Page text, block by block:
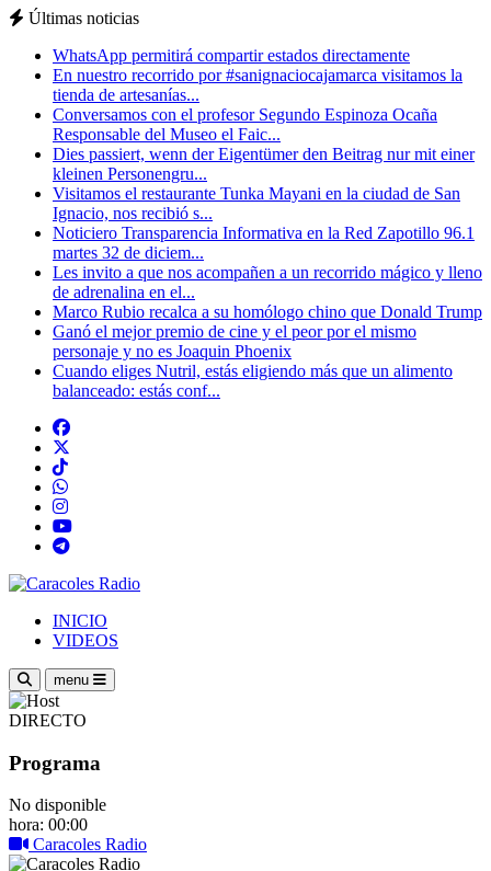
Últimas noticias
WhatsApp permitirá compartir estados directamente
En nuestro recorrido por #sanignaciocajamarca visitamos la
tienda de artesanías...
Conversamos con el profesor Segundo Espinoza Ocaña
Responsable del Museo el Faic...
Dies passiert, wenn der Eigentümer den Beitrag nur mit einer
kleinen Personengru...
Visitamos el restaurante Tunka Mayani en la ciudad de San
Ignacio, nos recibió s...
Noticiero Transparencia Informativa en la Red Zapotillo 96.1
martes 32 de diciem...
Les invito a que nos acompañen a un recorrido mágico y lleno
de adrenalina en el...
Marco Rubio recalca a su homólogo chino que Donald Trump
Ganó el mejor premio de cine y el peor por el mismo
personaje y no es Joaquin Phoenix
Cuando eliges Nutril, estás eligiendo más que un alimento
balanceado: estás conf...
INICIO
VIDEOS
menu
DIRECTO
Programa
No disponible
hora: 00:00
Caracoles Radio